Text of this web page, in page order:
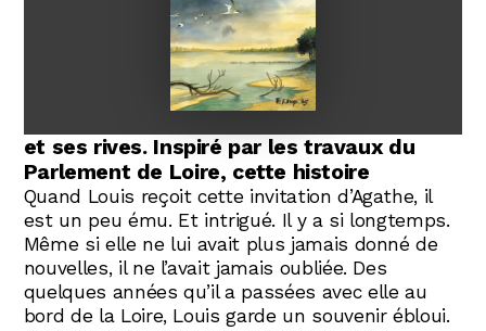
Pour son nouveau roman graphique
"Loire", Étienne Davodeau revient à la
fiction dans un paysage qu'il connaît bien
et ses rives. Inspiré par les travaux du
Parlement de Loire, cette histoire
Quand Louis reçoit cette invitation d’Agathe, il
est un peu ému. Et intrigué. Il y a si longtemps.
Même si elle ne lui avait plus jamais donné de
nouvelles, il ne l’avait jamais oubliée. Des
quelques années qu’il a passées avec elle au
bord de la Loire, Louis garde un souvenir ébloui.
Abonnez-vous !
La Newsletter
Les dernières nouvelles du Val de Loire
patrimoine mondial délivrées directement
dans votre boîte mail.